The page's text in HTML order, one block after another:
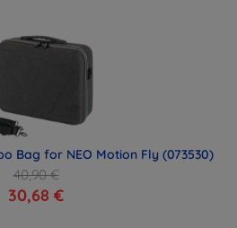
Bag for NEO Motion Fly (073530)
40,90 €
30,68 €